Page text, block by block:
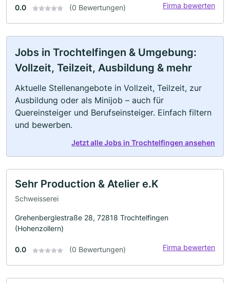
0.0 (0 Bewertungen) Firma bewerten
Jobs in Trochtelfingen & Umgebung:
Vollzeit, Teilzeit, Ausbildung & mehr
Aktuelle Stellenangebote in Vollzeit, Teilzeit, zur
Ausbildung oder als Minijob – auch für
Quereinsteiger und Berufseinsteiger. Einfach filtern
und bewerben.
Jetzt alle Jobs in Trochtelfingen ansehen
Sehr Production & Atelier e.K
Schweisserei
Grehenberglestraße 28, 72818 Trochtelfingen
(Hohenzollern)
0.0 (0 Bewertungen) Firma bewerten